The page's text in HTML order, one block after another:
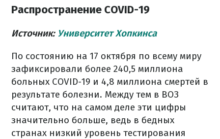
Распространение COVID-19
Источник: Университет Хопкинса
По состоянию на 17 октября по всему миру
зафиксировали более 240,5 миллиона
больных COVID-19 и 4,8 миллиона смертей в
результате болезни. Между тем в ВОЗ
считают, что на самом деле эти цифры
значительно больше, ведь в бедных
странах низкий уровень тестирования